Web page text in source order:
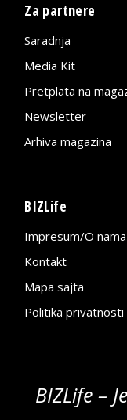
Za partnere
Saradnja
Media Kit
Pretplata na
Newsletter
Arhiva magazina
BIZLife
Impresum/O nama
Kontakt
Mapa sajta
Politika privatnosti
BIZLife –